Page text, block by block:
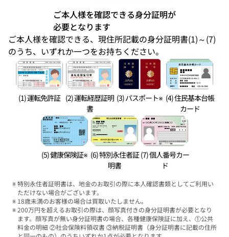
ご本人様を確認できる身分証明が
必要となります
ご本人様を確認できる、現住所記載の身分証明書(1)～(7)
のうち、いずれか一つをお持ちください。
(1) 運転免許証 (2) 運転経歴証明
書
(3) パスポート※ (4) 住民基本台帳
カード
(5) 健康保険証※ (6) 特別永住者証
明書
(7) 個人番号カー
ド
特別永住者証明書は、地金のお取引の際に本人確認書類としてご利用い
ただけない場合がございます。
18歳未満のお客様の場合は買取いたしません。
200万円を超えるお取引の際は、顔写真付きの身分証明書が必要となり
ます。顔写真が無い身分証明書の場合、各種健康保険証に加え、①公共
料金の明細 ②社会保険料領収書 ③納税証明書（身分証明書に記載の住所